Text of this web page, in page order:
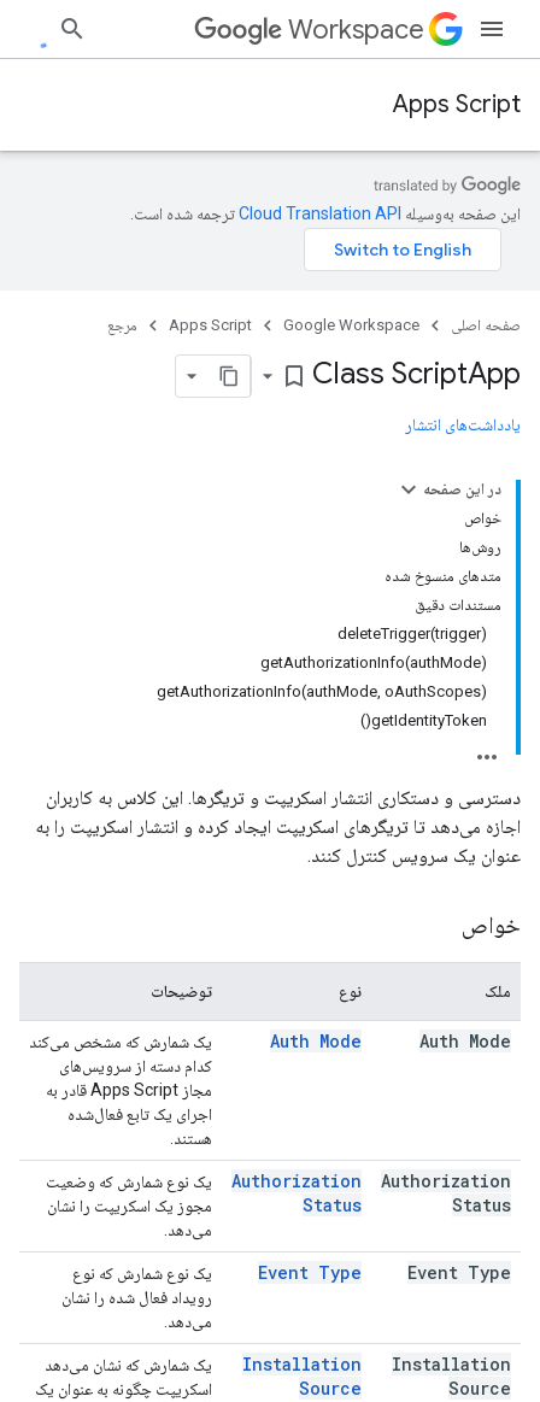
Workspace
Apps Script
این صفحه به‌وسیله ترجمه شده است.
صفحه اصلی Google Workspace
Apps Script مرجع
Class ScriptApp
bookmark_border
یادداشت‌های انتشار
در این صفحه
خواص
روش‌ها
متدهای منسوخ شده
مستندات دقیق
deleteTrigger(trigger)
getAuthorizationInfo(authMode)
getAuthorizationInfo(authMode, oAuthScopes)
getIdentityToken()
دسترسی و دستکاری انتشار اسکریپت و تریگرها. این کلاس به کاربران
اجازه می‌دهد تا تریگرهای اسکریپت ایجاد کرده و انتشار اسکریپت را به
عنوان یک سرویس کنترل کنند.
خواص
ملک نوع توضیحات
Auth Mode
Auth Mode
یک شمارش که مشخص می‌کند
کدام دسته از سرویس‌های
مجاز Apps Script قادر به
اجرای یک تابع فعال‌شده
هستند.
Authorization
Status
Authorization
Status
یک نوع شمارش که وضعیت
مجوز یک اسکریپت را نشان
می‌دهد.
Event Type
Event Type
یک نوع شمارش که نوع
رویداد فعال شده را نشان
می‌دهد.
Installation
Source
Installation
Source
یک شمارش که نشان می‌دهد
اسکریپت چگونه به عنوان یک